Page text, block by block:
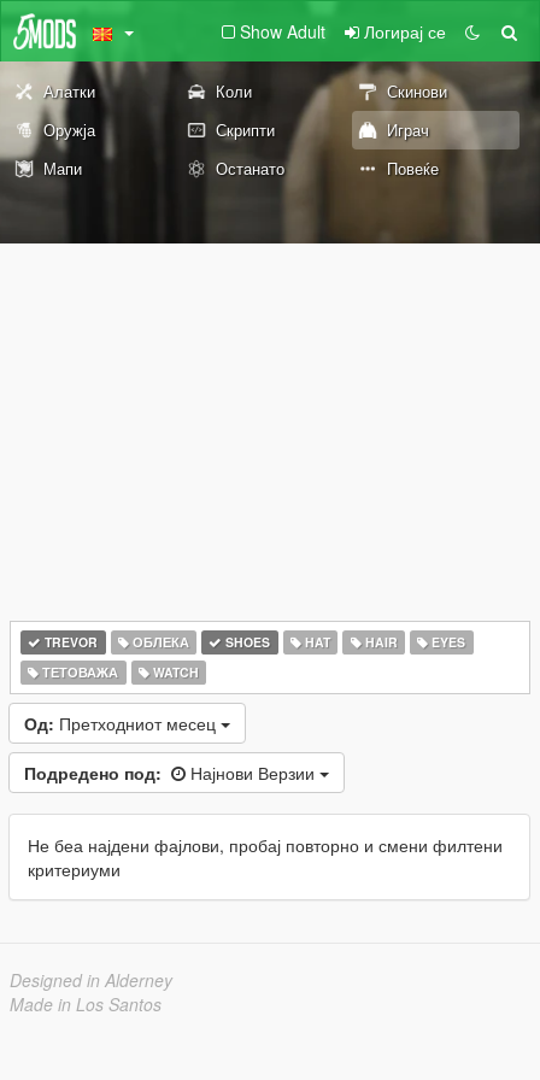
Show Adult Логирај се
Алатки Коли
Скинови
Оружја
Скрипти
Играч
Мапи
Останато Повеќе
TREVOR ОБЛЕКА SHOES HAT HAIR
EYES
ТЕТОВАЖА
WATCH
Од: Претходниот месец
Подредено под: Најнови Верзии
Не беа најдени фајлови, пробај повторно и смени филтени
критериуми
Designed in Alderney
Made in Los Santos